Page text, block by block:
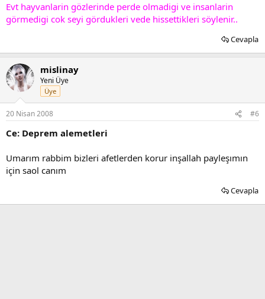
Evt hayvanlarin gözlerinde perde olmadigi ve insanlarin
görmedigi cok seyi gördukleri vede hissettikleri söylenir..
Cevapla
mislinay
Yeni Üye
Üye
20 Nisan 2008 #6
Ce: Deprem alemetleri
Umarım rabbim bizleri afetlerden korur inşallah payleşımın
için saol canım
Cevapla